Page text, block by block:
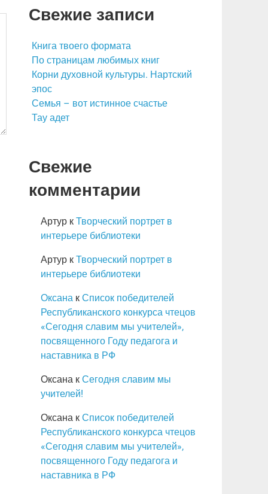
Свежие записи
Книга твоего формата
По страницам любимых книг
Корни духовной культуры. Нартский
эпос
Семья – вот истинное счастье
Тау адет
Свежие
комментарии
Артурк Творческий портрет в
интерьере библиотеки
Артурк Творческий портрет в
интерьере библиотеки
Оксанак Список победителей
Республиканского конкурса чтецов
«Сегодня славим мы учителей»,
посвященного Году педагога и
наставника в РФ
Оксанак Сегодня славим мы
учителей!
Оксанак Список победителей
Республиканского конкурса чтецов
«Сегодня славим мы учителей»,
посвященного Году педагога и
наставника в РФ